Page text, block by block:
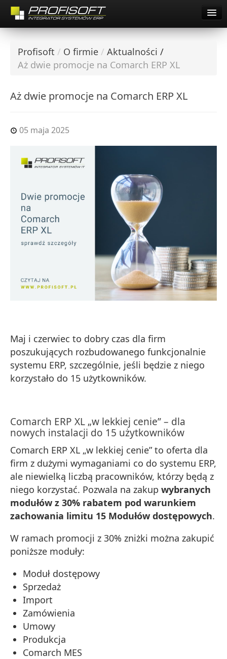
Pomoc Zdalna Comarch
O firmie
Pomoc Zdalna Comarch
Współpraca
Kontakt
Profisoft / O firmie / Aktualności /
Aż dwie promocje na Comarch ERP XL
Aż dwie promocje na Comarch ERP XL
05 maja 2025
Maj i czerwiec to dobry czas dla firm
poszukujących rozbudowanego funkcjonalnie
systemu ERP, szczególnie, jeśli będzie z niego
korzystało do 15 użytkowników.
Comarch ERP XL „w lekkiej cenie” – dla
nowych instalacji do 15 użytkowników
Comarch ERP XL „w lekkiej cenie” to oferta dla
firm z dużymi wymaganiami co do systemu ERP,
ale niewielką liczbą pracowników, którzy będą z
niego korzystać. Pozwala na zakup wybranych
modułów z 30% rabatem pod warunkiem
zachowania limitu 15 Modułów dostępowych.
W ramach promocji z 30% zniżki można zakupić
poniższe moduły:
Moduł dostępowy
Sprzedaż
Import
Zamówienia
Umowy
Produkcja
Comarch MES